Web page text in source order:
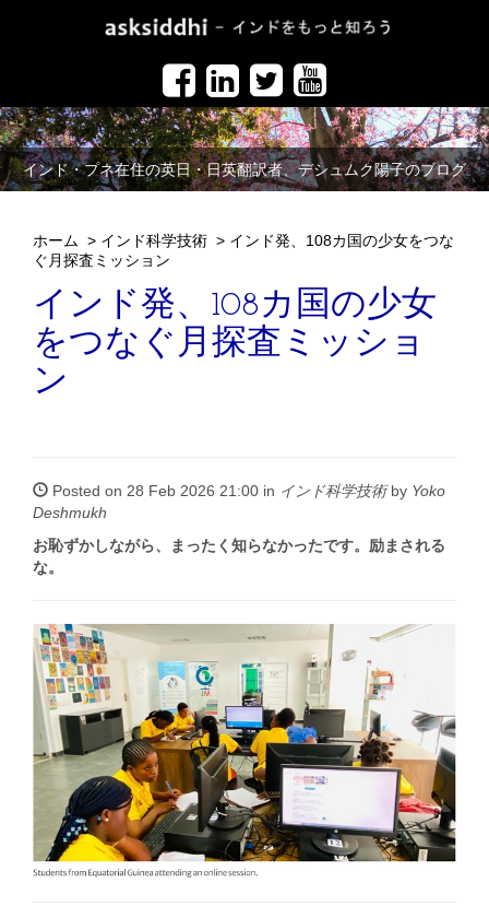
インド・プネ在住の英日・日英翻訳者、デシュムク陽子のブログ
ホーム > インド科学技術 > インド発、108カ国の少女をつな
ぐ月探査ミッション
インド発、108カ国の少女
をつなぐ月探査ミッショ
ン
Posted on 28 Feb 2026 21:00 in インド科学技術by Yoko
Deshmukh
お恥ずかしながら、まったく知らなかったです。励まされる
な。